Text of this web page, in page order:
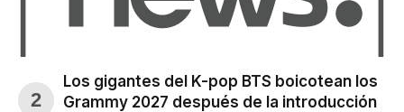
Los gigantes del K-pop BTS boicotean los
Grammy 2027 después de la introducción